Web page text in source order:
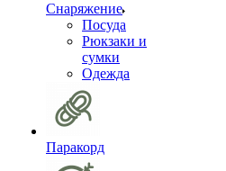
Снаряжение
Посуда
Рюкзаки и
сумки
Одежда
Паракорд